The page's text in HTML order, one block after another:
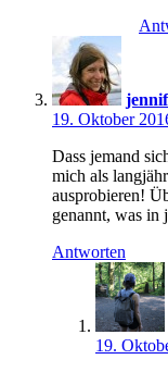
19. Oktober
Dass jemand
mich als
ausprobieren!
genannt, was in
Antworten
19.